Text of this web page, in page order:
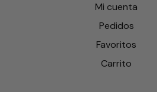
Mi cuenta
Pedidos
Favoritos
Carrito